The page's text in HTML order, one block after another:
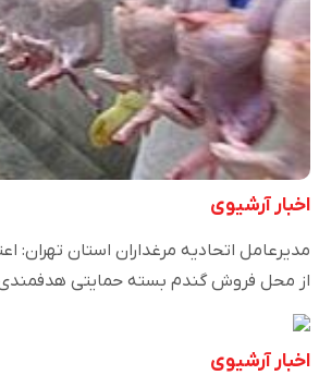
اخبار آرشیوی
مدیرعامل اتحادیه مرغداران استان تهران:
از محل فروش گندم بسته حمایتی هدفمندی
اخبار آرشیوی